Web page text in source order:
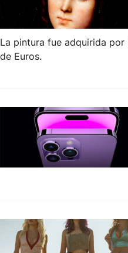
La pintura fue adquirida por
de Euros.